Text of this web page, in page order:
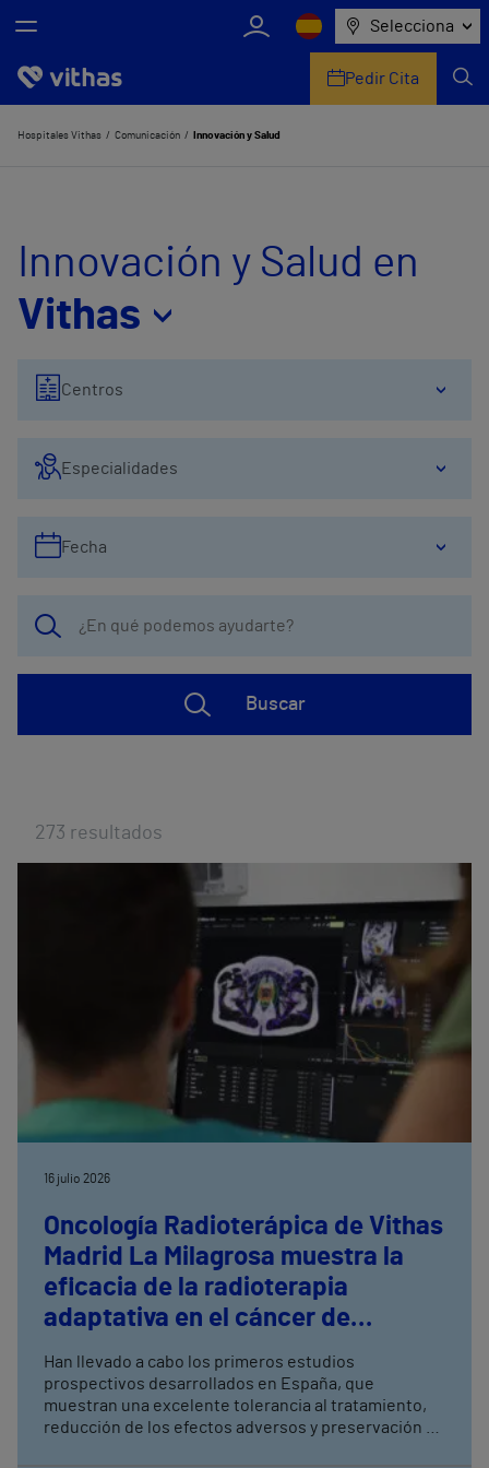
Selecciona
Nosotros
Comunicación
Pedir Cita
Hospitales Vithas Comunicación Innovación y Salud
Innovación y Salud en
Vithas
Centros
Especialidades
Fecha
Buscar
273 resultados
16 julio 2026
Oncología Radioterápica de Vithas
Madrid La Milagrosa muestra la
eficacia de la radioterapia
adaptativa en el cáncer de
próstata
Han llevado a cabo los primeros estudios
prospectivos desarrollados en España, que
muestran una excelente tolerancia al tratamiento,
reducción de los efectos adversos y preservación de